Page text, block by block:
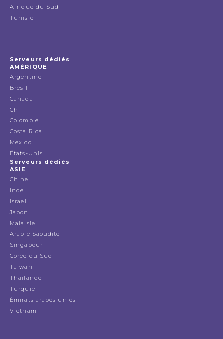
Afrique du Sud
Tunisie
Serveurs dédiés
AMÉRIQUE
Argentine
Brésil
Canada
Chili
Colombie
Costa Rica
Mexico
États-Unis
Serveurs dédiés
ASIE
Chine
Inde
Israel
Japon
Malaisie
Arabie Saoudite
Singapour
Corée du Sud
Taiwan
Thailande
Turquie
Émirats arabes unies
Vietnam